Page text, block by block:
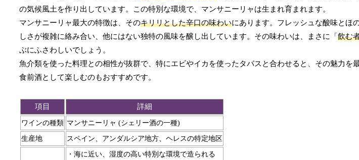
の気候風土を作り出しています。この特別な環境で、マンサニーリャは生まれ育まれます。
マンサニーリャ最大の特徴は、そのキリリとした辛口の味わいにあります。フレッシュな酸味とほ
しさが複雑に絡み合い、他にはない独特の風味を醸し出しています。その味わいは、まさに「飲む
ぶにふさわしいでしょう。
魚介類を使った料理との相性が抜群で、特にエビやイカを使ったタパスと合わせると、その魅力を
食前酒として楽しむのもおすすめです。
項目 詳細
ワインの種類 マンサニーリャ (シェリー酒の一種)
生産地 スペイン、アンダルシア地方、ヘレスの特定地区
・海に近い、湿度の高い特別な環境で造られる